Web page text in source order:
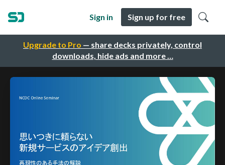
Upgrade to Pro — share decks privately, control
downloads, hide ads and more …
Sign in Sign up for free